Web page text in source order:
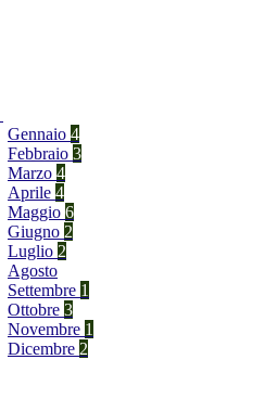
Gennaio 4
Febbraio 3
Marzo 4
Aprile 4
Maggio 6
Giugno 2
Luglio 2
Agosto
Settembre 1
Ottobre 3
Novembre 1
Dicembre 2